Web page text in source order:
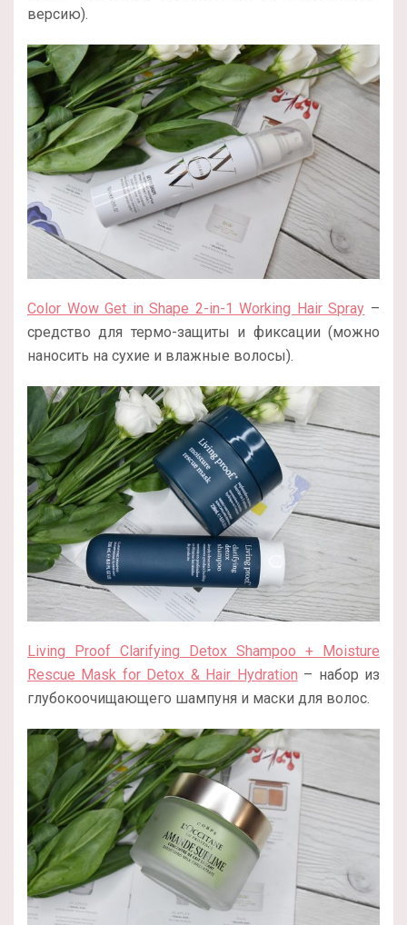
версию).
Color Wow Get in Shape 2-in-1 Working Hair Spray –
средство для термо-защиты и фиксации (можно
наносить на сухие и влажные волосы).
Living Proof Clarifying Detox Shampoo + Moisture
Rescue Mask for Detox & Hair Hydration – набор из
глубокоочищающего шампуня и маски для волос.